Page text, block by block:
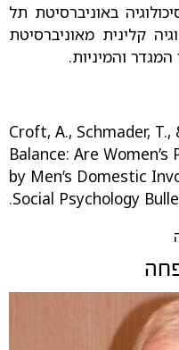
באוניברסיטת תל
קלינית מאוניברסיטת
והמיניות.
Croft, A., Schmader,
Balance: Are
by Men’s Domestic
Social Psychology